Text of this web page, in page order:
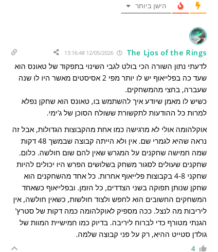
הישן ביותר
The Ljos of the Rings
12/05/2026 13:16:48
לדעתי נתון השורה הכי בולט לגבי השינוי בתפקוד של טאונס הוא
שעד כה בפלייאוף יש לו יותר מפי 2 אסיסטים מאשר היו לו שנה
שעברה, בחצי מהמשחקים.
כשיש לו מאמן שיודע איך להשתמש בו, טאונס הוא שחקן נפלא
למרות כל ההודעות לתקשורת ששולח הסוכן של ג'ימי.
אוקלהומה אולי לא מרגישה כמו אחת מהקבוצות הגדולות, אבל זה
נראה שהיא לגמרי שם. אין ולא הייתה קבוצה שבמשך 48 דקות
שמה חמישה שחקנים על המגרש שאין להם שום חולשה. כלום.
שחקנים שעולים לסגור משחק בשלושים הפרש היו יכולים להיות
שחקני 4-8 בקבוצות פלייאוף אחרות. כל אחד מהשחקנים הוא
שחקן שנותן תפוקה בשני הצדדים, כל הזמן. ובפלייאוף כשאחד
המשחקים החשובים הוא לחפש ולצוד חולשות, כשאין חולשה, אין
ליריבות מה לנצל. ככה מספיק לאוקלהומה כמה דקות של סטרץ'
הגנתי מטורף כדי לברוח ליריבה. בדיוק כמו חמישיית המוות של
גולדן סטייט ההיא, רק על פני קבוצה שלמה.
4